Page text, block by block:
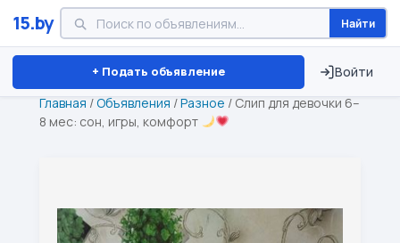
15.by Найти
+ Подать объявление Войти
Минск Витебск Брест ⏱ ТОЛЬКО 15 ДНЕЙ
Главная /Объявления /Разное / Слип для девочки 6–
8 мес: сон, игры, комфорт